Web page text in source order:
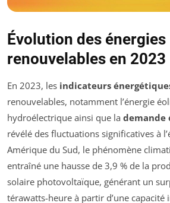
Évolution des énergies
renouvelables en 2023
En 2023, les indicateurs
renouvelables, notamment l’énergie
hydroélectrique ainsi que la demande
révélé des fluctuations significatives à
Amérique du Sud, le phénomène
entraîné une hausse de 3,9 % de la
solaire photovoltaïque, générant un
térawatts-heure à partir d’une capacité